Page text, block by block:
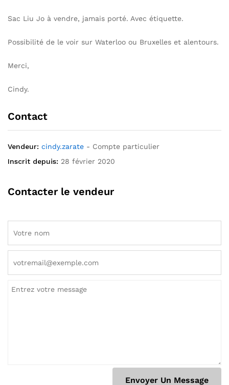
Sac Liu Jo à vendre, jamais porté. Avec étiquette.
Possibilité de le voir sur Waterloo ou Bruxelles et alentours.
Merci,
Cindy.
Contact
Vendeur: cindy.zarate - Compte particulier
Inscrit depuis: 28 février 2020
Contacter le vendeur